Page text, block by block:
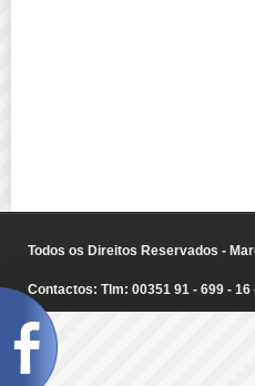
Todos os Direitos Reservados -
Contactos: Tlm: 00351 91 - 699 - 16